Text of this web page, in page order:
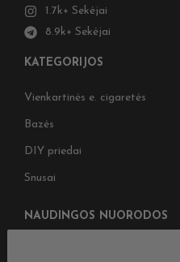
1.7k+ Sekėjai
8.9k+ Sekėjai
KATEGORIJOS
Vienkartinės e. cigaretės
Bazės
DIY priedai
Snusai
NAUDINGOS NUORODOS